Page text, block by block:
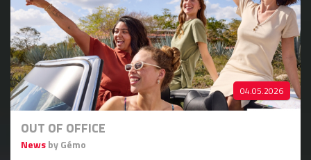
04.05.2026
OUT OF OFFICE
Newsby Gémo